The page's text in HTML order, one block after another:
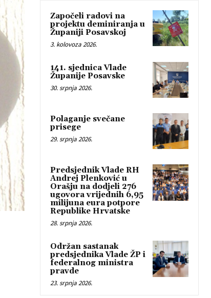
Započeli radovi na
projektu deminiranja u
Županiji Posavskoj
3. kolovoza 2026.
141. sjednica Vlade
Županije Posavske
30. srpnja 2026.
Polaganje svečane
prisege
29. srpnja 2026.
Predsjednik Vlade RH
Andrej Plenković u
Orašju na dodjeli 276
ugovora vrijednih 6,95
milijuna eura potpore
Republike Hrvatske
28. srpnja 2026.
Održan sastanak
predsjednika Vlade ŽP i
federalnog ministra
pravde
23. srpnja 2026.